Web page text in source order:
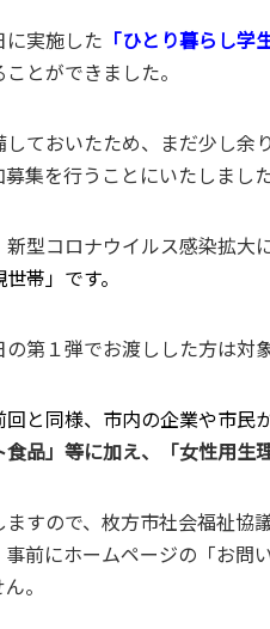
に実施した 「ひとり暮らし
とができました。
ておいたため、まだ少し余
集を行うことにいたしました
型コロナウイルス感染拡大
帯」です。
第１弾でお渡しした方は対
と同様、市内の企業や市民
品」等に加え、「女性用生
すので、枚方市社会福祉協
前にホームページの「お
。